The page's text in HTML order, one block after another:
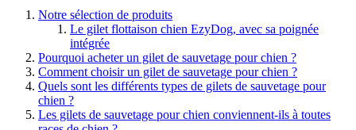
Notre sélection de produits
Le gilet flottaison chien EzyDog, avec sa poignée
intégrée
Pourquoi acheter un gilet de sauvetage pour chien ?
Comment choisir un gilet de sauvetage pour chien ?
Quels sont les différents types de gilets de sauvetage pour
chien ?
Les gilets de sauvetage pour chien conviennent-ils à toutes